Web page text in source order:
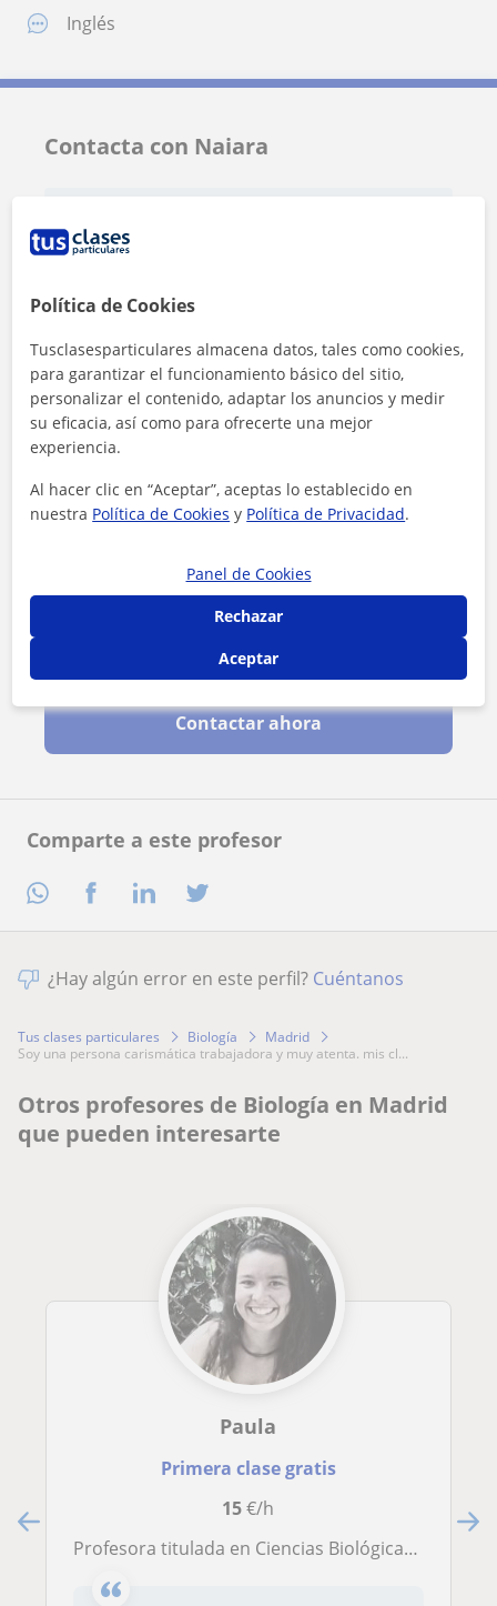
Comparte a este profesor
Inglés
Contacta con Naiara
Al hacer clic, aceptas nuestroaviso legal
Contactar ahora
¿Hay algún error en este perfil? Cuéntanos
Tus clases particulares Biología
Madrid
soy una persona carismática trabajadora y muy atenta. mis cl...
Otros profesores de Biología en Madrid
que pueden interesarte
Paula
Primera clase gratis
15€/h
Profesora titulada en Ciencias Biológicas en la Universidad Complutense de Madrid
Política de Cookies
Tusclasesparticulares almacena datos, tales como cookies,
para garantizar el funcionamiento básico del sitio,
personalizar el contenido, adaptar los anuncios y medir
su eficacia, así como para ofrecerte una mejor
experiencia.
Al hacer clic en “Aceptar”, aceptas lo establecido en
nuestra Política de Cookies y Política de Privacidad.
Panel de Cookies
Rechazar
Aceptar